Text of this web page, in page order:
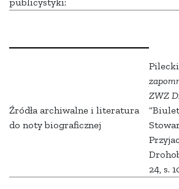
Źródła archiwalne i literatura
do noty biograficznej
ZWZ
24, s.